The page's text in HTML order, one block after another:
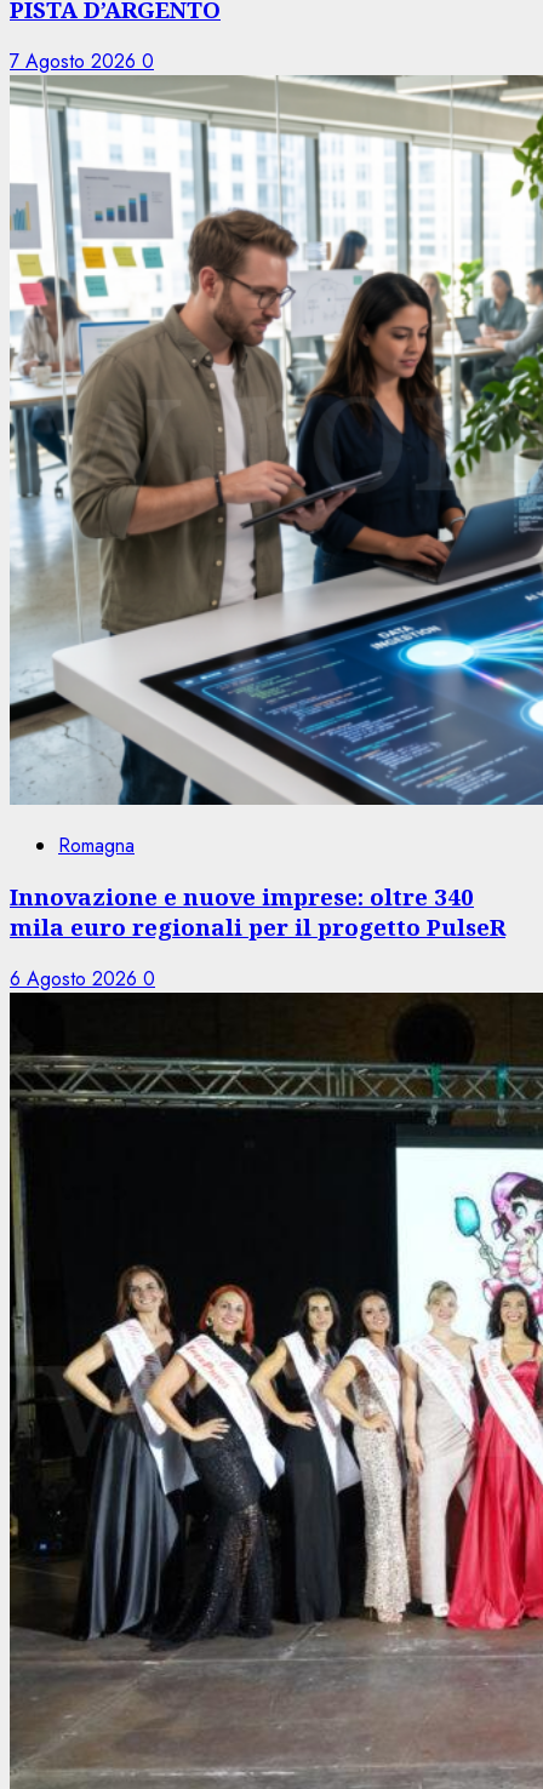
PISTA D’ARGENTO
7 Agosto 2026 0
Romagna
Innovazione e nuove imprese: oltre 340
mila euro regionali per il progetto PulseR
6 Agosto 2026 0